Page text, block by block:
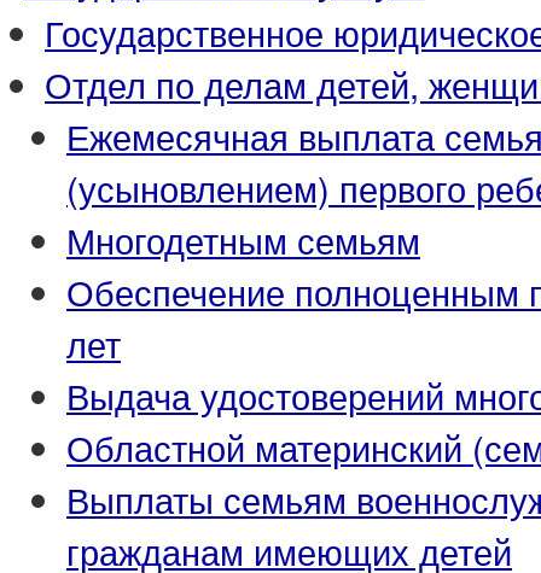
Государственное
Отдел по делам детей,
Ежемесячная выплата
(усыновлением) первого
Многодетным семьям
Обеспечение полноценным
лет
Выдача удостоверений
Областной материнский
Выплаты семьям
гражданам имеющих детей